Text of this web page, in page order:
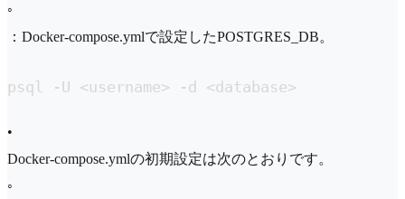
◦
：Docker-compose.ymlで設定したPOSTGRES_DB。
psql -U <username> -d <database>
•
Docker-compose.ymlの初期設定は次のとおりです。
◦